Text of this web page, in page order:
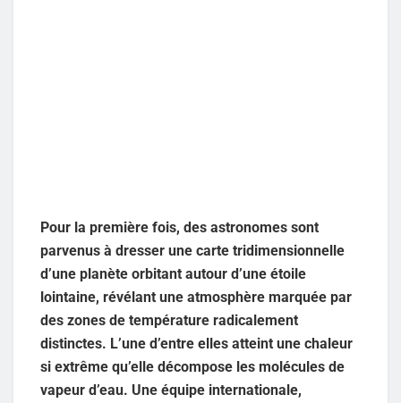
Pour la première fois, des astronomes sont
parvenus à dresser une carte tridimensionnelle
d’une planète orbitant autour d’une étoile
lointaine, révélant une atmosphère marquée par
des zones de température radicalement
distinctes. L’une d’entre elles atteint une chaleur
si extrême qu’elle décompose les molécules de
vapeur d’eau. Une équipe internationale,